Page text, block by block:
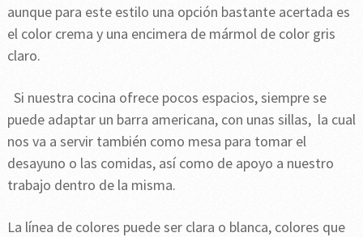
aunque para este estilo una opción bastante acertada es
el color crema y una encimera de mármol de color gris
claro.
Si nuestra cocina ofrece pocos espacios, siempre se
puede adaptar un barra americana, con unas sillas, la cual
nos va a servir también como mesa para tomar el
desayuno o las comidas, así como de apoyo a nuestro
trabajo dentro de la misma.
La línea de colores puede ser clara o blanca, colores que